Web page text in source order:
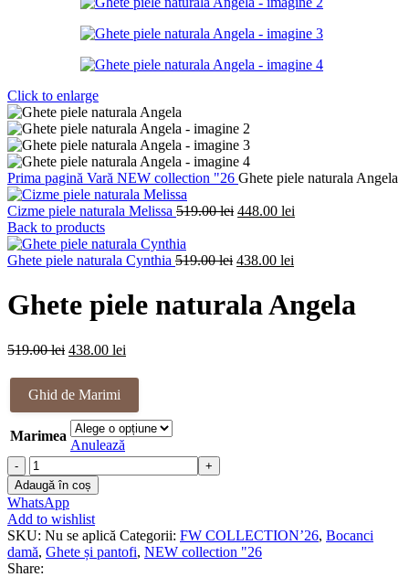
Click to enlarge
Prima pagină Vară NEW collection "26 Ghete piele naturala Angela
Cizme piele naturala Melissa 519.00lei Prețul
fost:
448.00 lei
Back to products
Ghete piele naturala Cynthia 519.00lei Prețul
a
fost:
438.00 lei
438.00 lei.
Ghete piele naturala Angela
519.00lei Prețul
a
fost:
519.00 lei.
438.00 lei
este:
Ghid de Marimi
Marimea
Anulează
Cantitate
Ghete
piele
naturala
Angela
Adaugă în coș
WhatsApp
Add to wishlist
SKU: Nu se aplică Categorii: FW COLLECTION’26, Bocanci
damă, Ghete și pantofi, NEW collection "26
Share: